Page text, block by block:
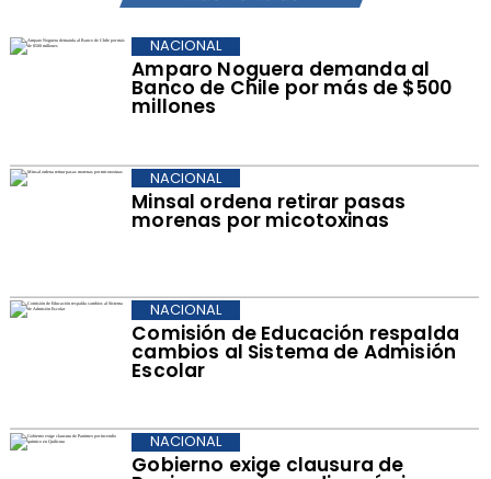
Amparo Noguera demanda al
Banco de Chile por más de $500
millones
NACIONAL
Minsal ordena retirar pasas
morenas por micotoxinas
NACIONAL
Comisión de Educación respalda
cambios al Sistema de Admisión
Escolar
NACIONAL
Gobierno exige clausura de
NACIONAL